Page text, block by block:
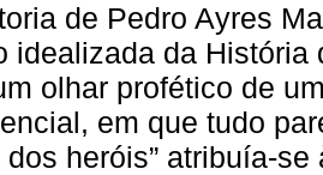
de Pedro Ayres
idealizada da
olhar profético de
em que tudo
dos heróis” atribuía-